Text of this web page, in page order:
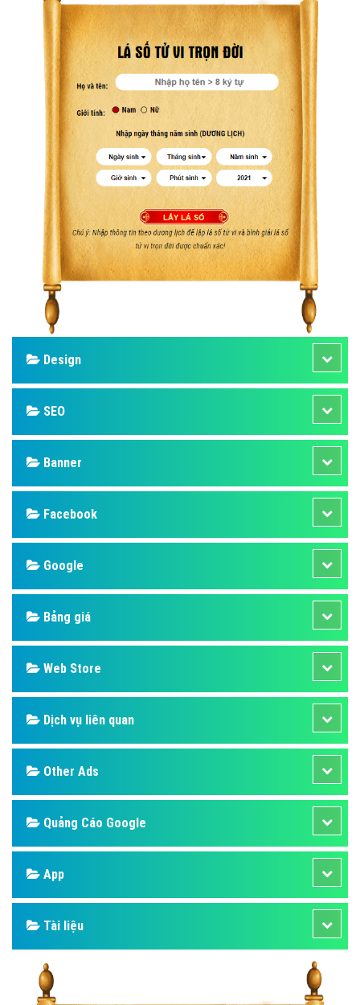
Design
SEO
Banner
Facebook
Google
Bảng giá
Web Store
Dịch vụ liên quan
Other Ads
Quảng Cáo Google
App
Tài liệu